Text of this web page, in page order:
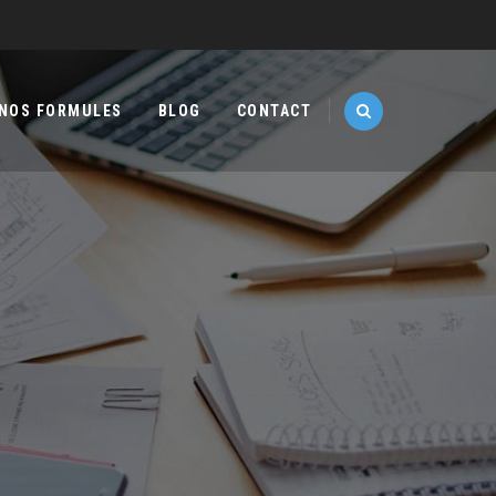
NOS FORMULES BLOG CONTACT